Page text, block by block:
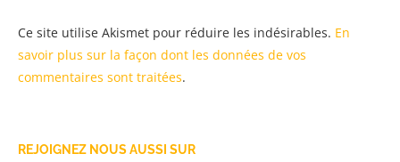
Ce site utilise Akismet pour réduire les indésirables. En
savoir plus sur la façon dont les données de vos
commentaires sont traitées.
REJOIGNEZ NOUS AUSSI SUR